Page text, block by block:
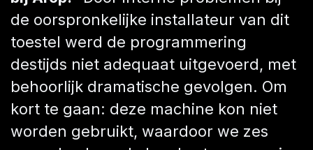
de oorspronkelijke installateur van dit
toestel werd de programmering
destijds niet adequaat uitgevoerd, met
behoorlijk dramatische gevolgen. Om
kort te gaan: deze machine kon niet
worden gebruikt, waardoor we zes